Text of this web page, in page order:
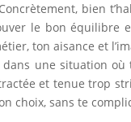
bien
le bon équilibre
ton aisance et
dans une situation où
et tenue trop
choix, sans te